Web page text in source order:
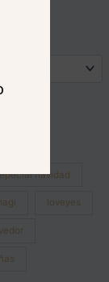
navidad
loveyes